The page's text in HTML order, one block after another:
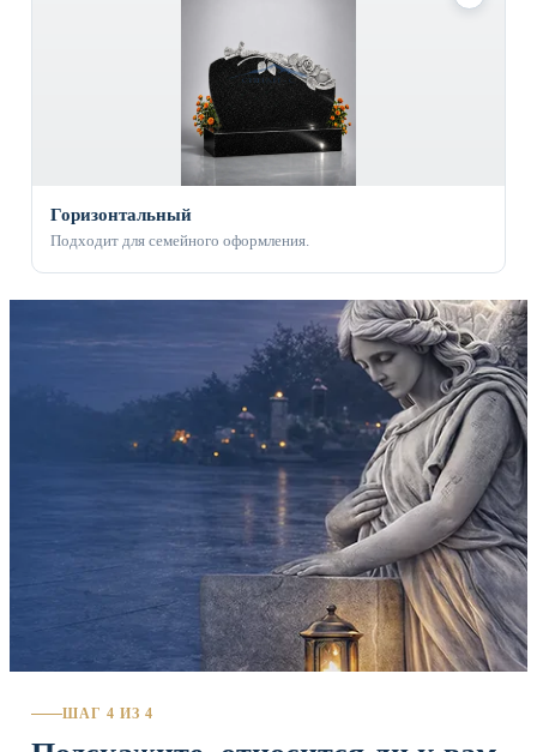
Горизонтальный
Подходит для семейного оформления.
ШАГ 4 ИЗ 4